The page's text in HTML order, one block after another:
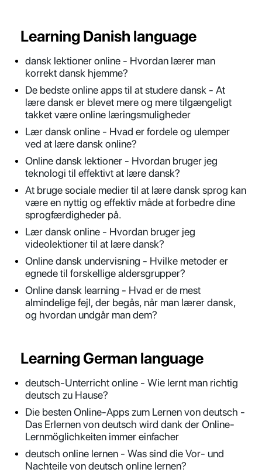
Learning Danish language
dansk lektioner online - Hvordan lærer man
korrekt dansk hjemme?
De bedste online apps til at studere dansk - At
lære dansk er blevet mere og mere tilgængeligt
takket være online læringsmuligheder
Lær dansk online - Hvad er fordele og ulemper
ved at lære dansk online?
Online dansk lektioner - Hvordan bruger jeg
teknologi til effektivt at lære dansk?
At bruge sociale medier til at lære dansk sprog kan
være en nyttig og effektiv måde at forbedre dine
sprogfærdigheder på.
Lær dansk online - Hvordan bruger jeg
videolektioner til at lære dansk?
Online dansk undervisning - Hvilke metoder er
egnede til forskellige aldersgrupper?
Online dansk learning - Hvad er de mest
almindelige fejl, der begås, når man lærer dansk,
og hvordan undgår man dem?
Learning German language
deutsch-Unterricht online - Wie lernt man richtig
deutsch zu Hause?
Die besten Online-Apps zum Lernen von deutsch -
Das Erlernen von deutsch wird dank der Online-
Lernmöglichkeiten immer einfacher
deutsch online lernen - Was sind die Vor- und
Nachteile von deutsch online lernen?